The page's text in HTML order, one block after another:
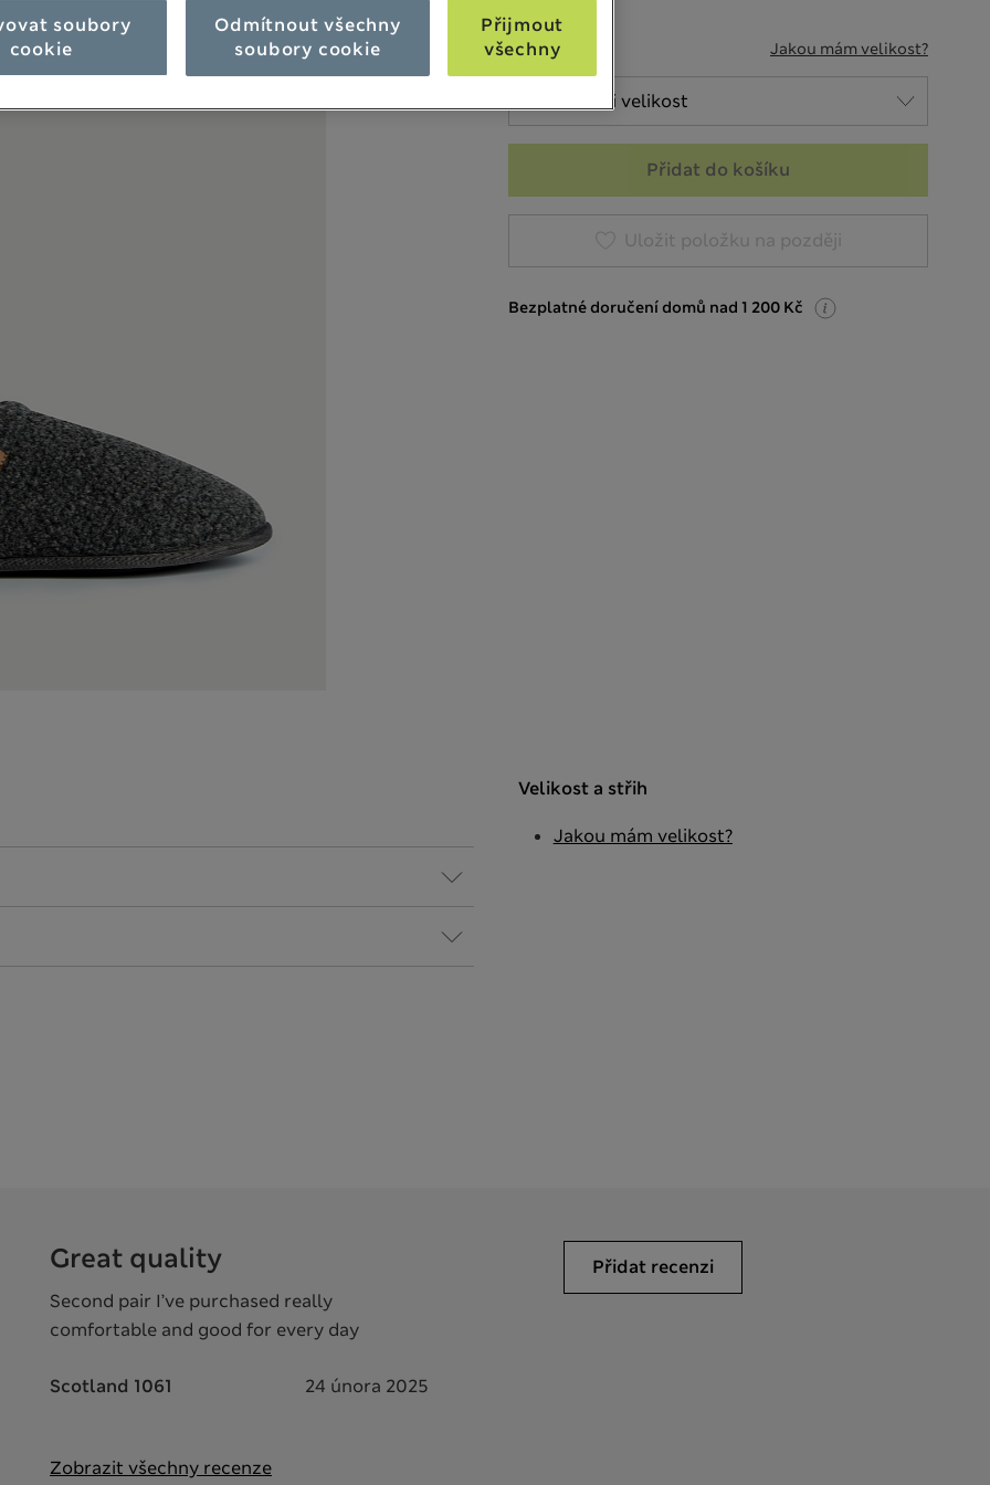
VELIKOST Jakou mám velikost?
Přidat do košíku
Uložit položku na později
Bezplatné doručení domů nad 1 200 Kč
Velikost a střih
Jakou mám velikost?
Great quality
Second pair I’ve purchased really
comfortable and good for every day
Scotland 1061 24 února 2025
Zobrazit všechny recenze
Přidat recenzi
Odmítnout všechny
soubory cookie
Přijmout
všechny
soubory
cookie